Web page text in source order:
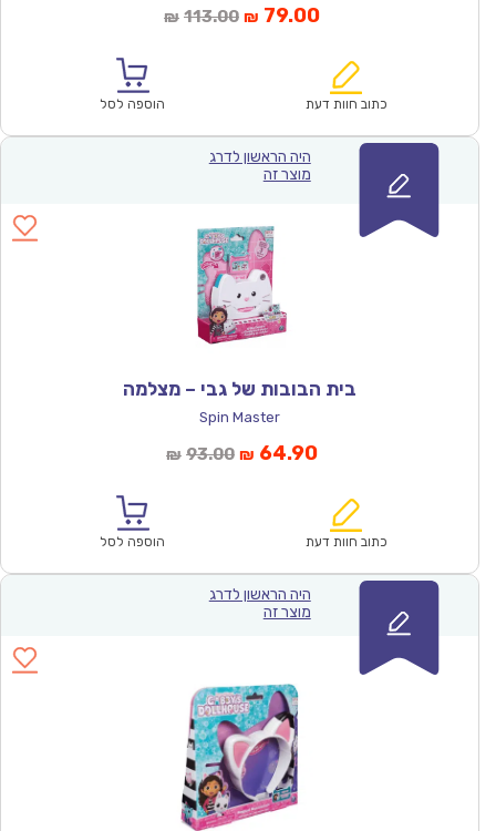
₪ 113.00המחיר
₪113.00.
₪ 79.00המחיר
הוא:
כתוב חוות דעת הוספה לסל
היה הראשון לדרג
מוצר זה
בית הבובות של גבי – מצלמה
Spin Master
₪ 93.00המחיר
₪93.00.
₪ 64.90המחיר
הוא:
כתוב חוות דעת הוספה לסל
היה הראשון לדרג
מוצר זה